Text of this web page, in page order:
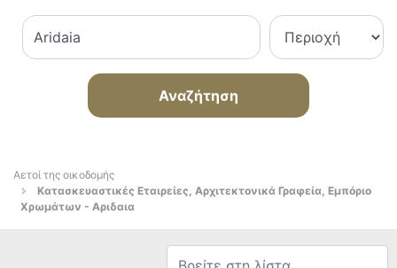
Αναζήτηση
Αετοί της οικοδομής
Κατασκευαστικές Εταιρείες, Αρχιτεκτονικά Γραφεία, Εμπόριο
Χρωμάτων - Αριδαια